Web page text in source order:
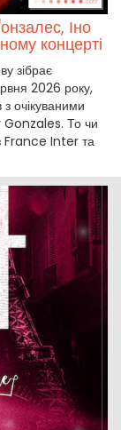
Іно
концерті
зібрає
2026 року,
очікуваними
То чи
France Inter та